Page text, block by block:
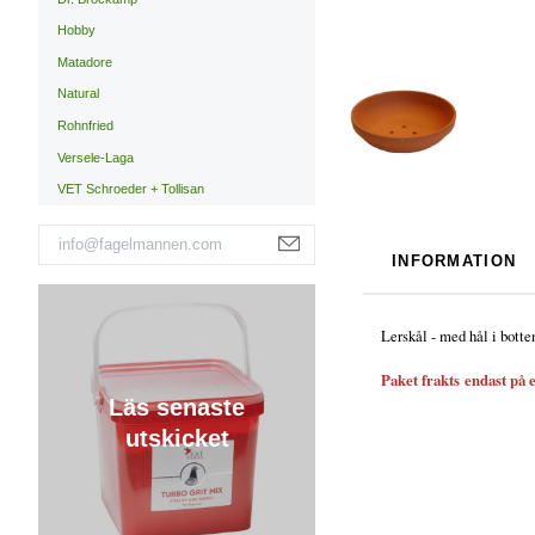
Hobby
Matadore
Natural
Rohnfried
Versele-Laga
VET Schroeder + Tollisan
Läs senaste
utskicket
INFORMATION
Lerskål - med hål i
Paket frakts endast på